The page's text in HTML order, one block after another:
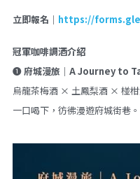
立即報名｜ https://
冠軍咖啡調酒介紹
❶ 府城漫旅｜A Journey to
烏龍茶梅酒 × 土鳳梨酒 × 椪
一口喝下，彷彿漫遊府城街巷。